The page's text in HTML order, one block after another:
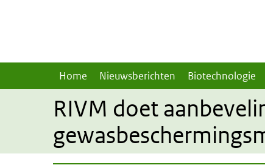
Home Nieuwsberichten Biotechnologie
RIVM doet